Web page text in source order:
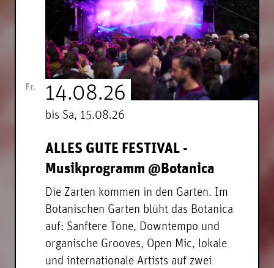
Fr. 14.08.26
bis Sa, 15.08.26
ALLES GUTE FESTIVAL -
Musikprogramm @Botanica
Die Zarten kommen in den Garten. Im
Botanischen Garten blüht das Botanica
auf: Sanftere Töne, Downtempo und
organische Grooves, Open Mic, lokale
und internationale Artists auf zwei